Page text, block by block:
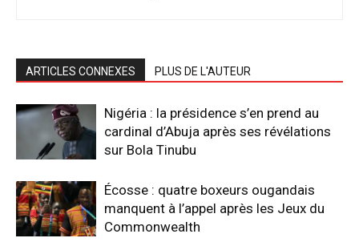
ARTICLES CONNEXES PLUS DE L'AUTEUR
Nigéria : la présidence s’en prend au
cardinal d’Abuja après ses révélations
sur Bola Tinubu
Écosse : quatre boxeurs ougandais
manquent à l’appel après les Jeux du
Commonwealth